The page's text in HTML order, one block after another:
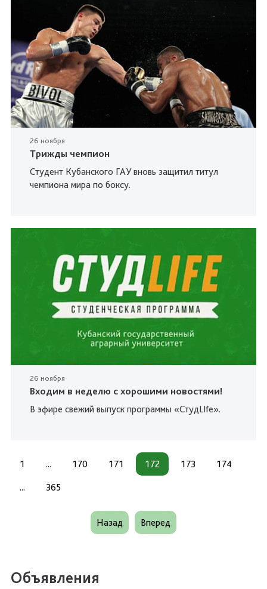
26 ноября
Трижды чемпион
Студент Кубанского ГАУ вновь защитил титул
чемпиона мира по боксу.
26 ноября
Входим в неделю с хорошими новостями!
В эфире свежий выпуск программы «СтудLIfe».
1 ... 170 171 172 173 174
... 365
Назад Вперед
Объявления